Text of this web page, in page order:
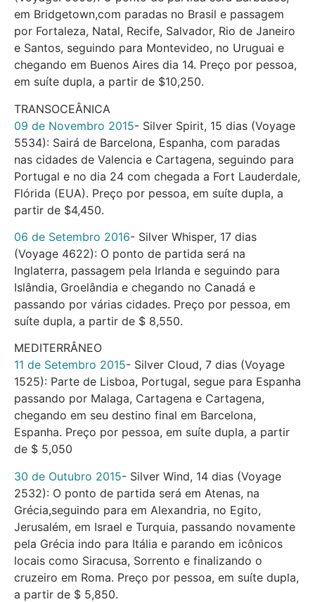
em Bridgetown,com paradas no Brasil e passagem
por Fortaleza, Natal, Recife, Salvador, Rio de Janeiro
e Santos, seguindo para Montevideo, no Uruguai e
chegando em Buenos Aires dia 14. Preço por pessoa,
em suíte dupla, a partir de $10,250.
TRANSOCEÂNICA
09 de Novembro 2015­- Silver Spirit, 15 dias (Voyage
5534): Sairá de Barcelona, Espanha, com paradas
nas cidades de Valencia e Cartagena, seguindo para
Portugal e no dia 24 com chegada a Fort Lauderdale,
Flórida (EUA). Preço por pessoa, em suíte dupla, a
partir de $4,450.
06 de Setembro 2016­- Silver Whisper, 17 dias
(Voyage 4622): O ponto de partida será na
Inglaterra, passagem pela Irlanda e seguindo para
Islândia, Groelândia e chegando no Canadá e
passando por várias cidades. Preço por pessoa, em
suíte dupla, a partir de $ 8,550.
MEDITERRÂNEO
11 de Setembro 2015­- Silver Cloud, 7 dias (Voyage
1525): Parte de Lisboa, Portugal, segue para Espanha
passando por Malaga, Cartagena e Cartagena,
chegando em seu destino final em Barcelona,
Espanha. Preço por pessoa, em suíte dupla, a partir
de $ 5,050
30 de Outubro 2015­- Silver Wind, 14 dias (Voyage
2532): O ponto de partida será em Atenas, na
Grécia,seguindo para em Alexandria, no Egito,
Jerusalém, em Israel e Turquia, passando novamente
pela Grécia indo para Itália e parando em icônicos
locais como Siracusa, Sorrento e finalizando o
cruzeiro em Roma. Preço por pessoa, em suíte dupla,
a partir de $ 5,850.